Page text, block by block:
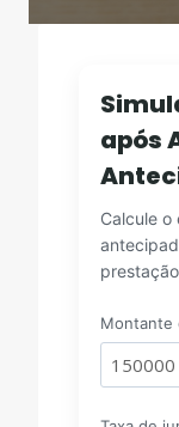
após
Calcule
Montante